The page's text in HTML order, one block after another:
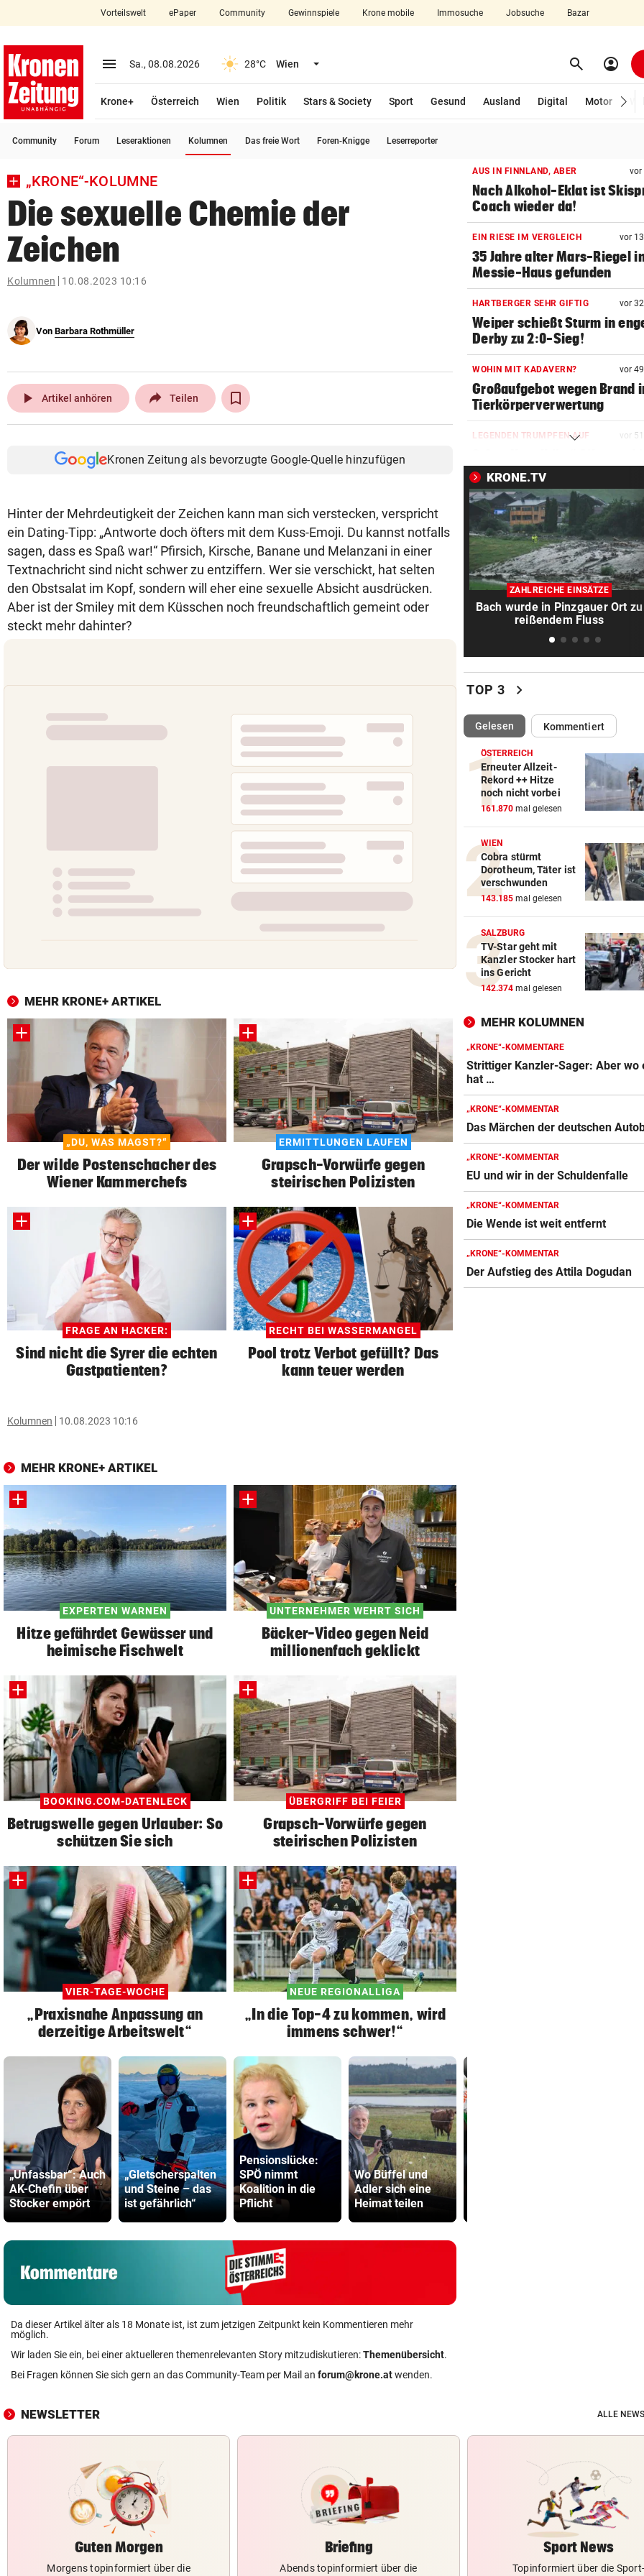
closeSchließen
account_circle Anmelden
arrow_right
arrow_right
bookmark
search
Suchbegriff
eingeben
© Krone Multimedia GmbH & Co KG 2026
Vorteilswelt ePaper Community Gewinnspiele Krone mobile Immosuche Jobsuche Bazar
menu Menü aufklappen
Sa., 08.08.2026 28°C Wien Menü aufklappen search Suchen
account_circle
Krone+ Österreich Wien Politik Stars & Society Sport Gesund Ausland Digital Motor
Community Forum Leseraktionen Kolumnen Das freie Wort Foren-Knigge Leserreporter
„KRONE“-KOLUMNE
Die sexuelle Chemie der
Zeichen
Kolumnen 10.08.2023 10:16
Von Barbara Rothmüller
play_arrow Artikel anhören Teilen
Kronen Zeitung als bevorzugte Google-Quelle hinzufügen
Hinter der Mehrdeutigkeit der Zeichen kann man sich verstecken, verspricht
ein Dating-Tipp: „Antworte doch öfters mit dem Kuss-Emoji. Du kannst notfalls
sagen, dass es Spaß war!“ Pfirsich, Kirsche, Banane und Melanzani in einer
Textnachricht sind nicht schwer zu entziffern. Wer sie verschickt, hat selten
den Obstsalat im Kopf, sondern will eher eine sexuelle Absicht ausdrücken.
Aber ist der Smiley mit dem Küsschen noch freundschaftlich gemeint oder
steckt mehr dahinter?
MEHR KRONE+ ARTIKEL
„DU, WAS MAGST?“
Der wilde Postenschacher des
Wiener Kammerchefs
ERMITTLUNGEN LAUFEN
Grapsch-Vorwürfe gegen
steirischen Polizisten
FRAGE AN HACKER:
Sind nicht die Syrer die echten
Gastpatienten?
RECHT BEI WASSERMANGEL
Pool trotz Verbot gefüllt? Das
kann teuer werden
Kolumnen 10.08.2023 10:16
MEHR KRONE+ ARTIKEL
EXPERTEN WARNEN
Hitze gefährdet Gewässer und
heimische Fischwelt
UNTERNEHMER WEHRT SICH
Bäcker-Video gegen Neid
millionenfach geklickt
BOOKING.COM-DATENLECK
Betrugswelle gegen Urlauber: So
schützen Sie sich
ÜBERGRIFF BEI FEIER
Grapsch-Vorwürfe gegen
steirischen Polizisten
VIER-TAGE-WOCHE
„Praxisnahe Anpassung an
derzeitige Arbeitswelt“
NEUE REGIONALLIGA
„In die Top-4 zu kommen, wird
immens schwer!“
„Unfassbar“: Auch
AK-Chefin über
Stocker empört
„Gletscherspalten
und Steine – das
ist gefährlich“
Pensionslücke:
SPÖ nimmt
Koalition in die
Pflicht
Wo Büffel und
Adler sich eine
Heimat teilen
Da dieser Artikel älter als 18 Monate ist, ist zum jetzigen Zeitpunkt kein Kommentieren mehr
möglich.
Wir laden Sie ein, bei einer aktuelleren themenrelevanten Story mitzudiskutieren:Themenübersicht.
Bei Fragen können Sie sich gern an das Community-Team per Mail an forum@krone.atwenden.
AUS IN FINNLAND, ABER vor
Nach Alkohol-Eklat ist
Coach wieder da!
EIN RIESE IM VERGLEICH vor
35 Jahre alter Mars-Riegel
Messie-Haus gefunden
HARTBERGER SEHR GIFTIG vor
Weiper schießt Sturm in
Derby zu 2:0-Sieg!
WOHIN MIT KADAVERN? vor
Großaufgebot wegen Brand
Tierkörperverwertung
LEGENDEN TRUMPFEN AUF vor
Werder zum Sieg!
50-METER-BECKEN FEHLT vor 56
Kärntner EM-Starter musste
Slowenien trainieren
SOMMER-GRAND-PRIX
ÖSV-Adler Tschofenig holt
Sieg in Courchevel
Wiener Austria in CL-Quali
souverän aufgestiegen!
Drei Sexualdelikte
Wiener Polizei
RADSPORT – DAMEN
Vollering übernimmt
der Tour de France
Salzburgerinnen gewinnen
ihr zweites Match
AUCH BEI IHNEN?
Neuer Skandal! ORF dreht
Gebührenzahlern ab
„WIR MÜSSEN HANDELN“
Pensionslücke: SPÖ nimmt
Wohl ukrainische Drohne mit
Sprengstoff explodiert
VERRÜCKTE PARTIE
ÖFB-Goalie Wiegele
10-Tore-Spektakel
AUCH STEIRER SIEGEN
4:1! Austria Salzburg lässt
keine Chance
LOKALAUGENSCHEIN
„Gletscherspalten und Steine
das ist gefährlich“
KRONE.TV
ZAHLREICHE EINSÄTZE
Bach wurde in Pinzgauer Ort zu
reißendem Fluss
TOP 3 chevron_right
Gelesen(ausgewählt)Kommentiert
ÖSTERREICH
Erneuter Allzeit-
Rekord ++ Hitze
noch nicht vorbei
161.870 mal gelesen
WIEN
Cobra stürmt
Dorotheum, Täter ist
verschwunden
143.185 mal gelesen
SALZBURG
TV-Star geht mit
Kanzler Stocker hart
ins Gericht
142.374 mal gelesen
MEHR KOLUMNEN
„KRONE“-KOMMENTARE
Strittiger Kanzler-Sager: Aber wo
hat …
„KRONE“-KOMMENTAR
Das Märchen der deutschen
„KRONE“-KOMMENTAR
EU und wir in der Schuldenfalle
„KRONE“-KOMMENTAR
Die Wende ist weit entfernt
„KRONE“-KOMMENTAR
Der Aufstieg des Attila Dogudan
NEWSLETTER ALLE
Guten Morgen
Morgens topinformiert über die
Briefing
Abends topinformiert über die
Sport News
Topinformiert über die Sport-